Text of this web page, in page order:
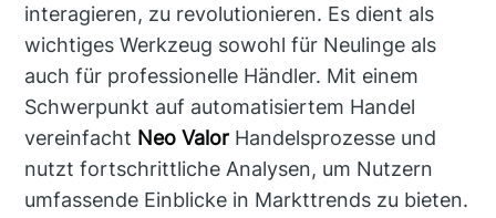
interagieren, zu revolutionieren. Es dient als
wichtiges Werkzeug sowohl für Neulinge als
auch für professionelle Händler. Mit einem
Schwerpunkt auf automatisiertem Handel
vereinfacht Neo Valor Handelsprozesse und
nutzt fortschrittliche Analysen, um Nutzern
umfassende Einblicke in Markttrends zu bieten.